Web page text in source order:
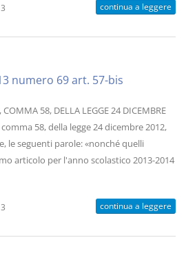
continua a leggere
numero 69 art. 57-bis
58, DELLA LEGGE 24 DICEMBRE
58, della legge 24 dicembre 2012,
le seguenti parole: «nonché quelli
articolo per l'anno scolastico 2013-2014
continua a leggere